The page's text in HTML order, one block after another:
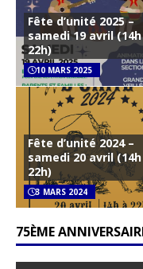
Fête d’unité 2025 –
samedi 19 avril (14h
22h)
10 MARS 2025
Fête d’unité 2024 –
samedi 20 avril (14h
22h)
3 MARS 2024
75ÈME